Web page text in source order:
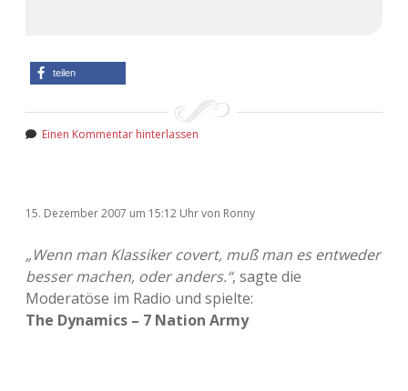
teilen
Einen Kommentar hinterlassen
15. Dezember 2007 um 15:12 Uhrvon Ronny
„Wenn man Klassiker covert, muß man es entweder
besser machen, oder anders.“, sagte die
Moderatöse im Radio und spielte:
The Dynamics – 7 Nation Army